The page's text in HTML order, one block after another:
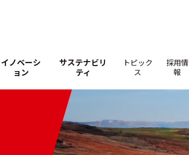
イノベーシ
ョン
サステナビリ
ティ
トピック
ス
採用情
報